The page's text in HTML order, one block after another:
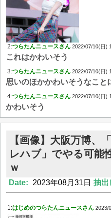
2:つらたんニュースさん 2022/07/10(日)
これはかわいそう
3:つらたんニュースさん 2022/07/10(日)
思いのほかかわいそうなこと
4:つらたんニュースさん 2022/07/10(日)
かわいそう
【画像】大阪万博、
レハブ」でやる可能
ｗ
Date: 2023年08月31日 抽出
1:はじめのつらたんニュースさん 2023/